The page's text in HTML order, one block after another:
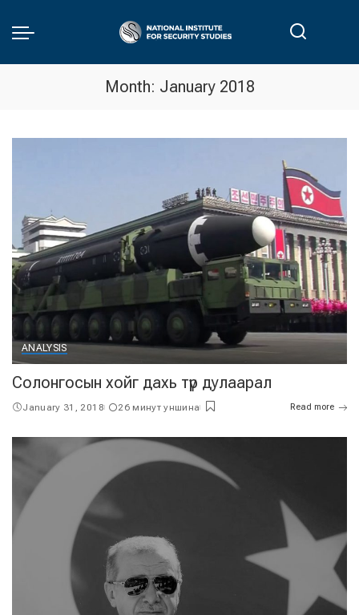
Month: January 2018
ANALYSIS
Солонгосын хойг дахь түр дулаарал
January 31, 2018 26 минут уншина Read more